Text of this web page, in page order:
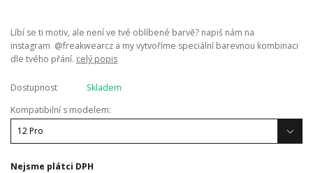
Líbí se ti motiv, ale není ve tvé oblíbené barvě? napiš nám na
instagram @freakwearcz a my vytvoříme speciální barevnou kombinaci
dle tvého přání. celý popis
Dostupnost
Skladem
Kompatibilní s modelem:
Nejsme plátci DPH